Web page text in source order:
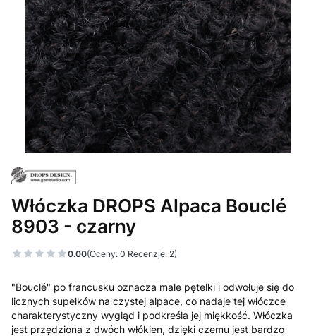
Włóczka DROPS Alpaca Bouclé
8903 - czarny
0.00(Oceny: 0 Recenzje: 2)
"Bouclé" po francusku oznacza małe pętelki i odwołuje się do
licznych supełków na czystej alpace, co nadaje tej włóczce
charakterystyczny wygląd i podkreśla jej miękkość. Włóczka
jest przędziona z dwóch włókien, dzięki czemu jest bardzo